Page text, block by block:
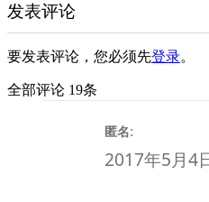
发表评论
要发表评论，您必须先登录。
全部评论 19条
匿名:
2017年5月4